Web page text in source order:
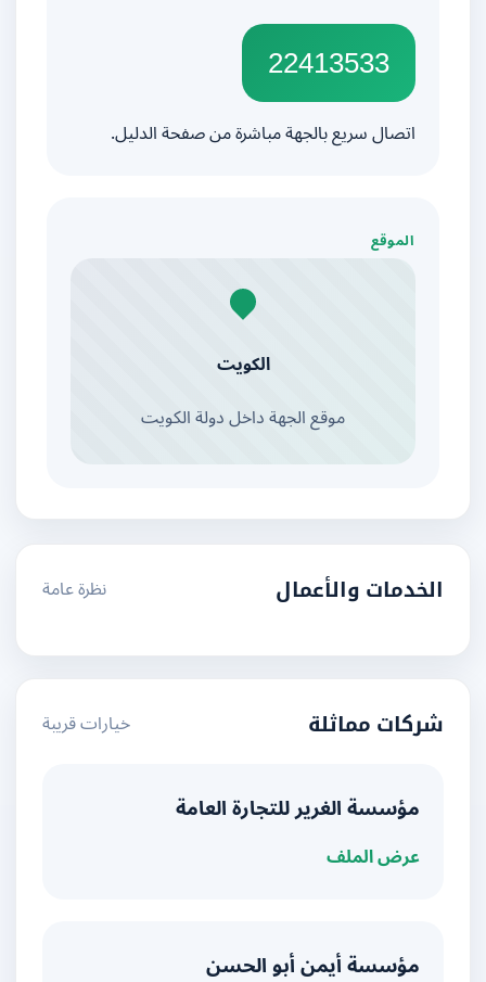
22413533
اتصال سريع بالجهة مباشرة من صفحة الدليل.
الموقع
الكويت
موقع الجهة داخل دولة الكويت
الخدمات والأعمال نظرة عامة
شركات مماثلة خيارات قريبة
مؤسسة الغرير للتجارة العامة
عرض الملف
مؤسسة أيمن أبو الحسن